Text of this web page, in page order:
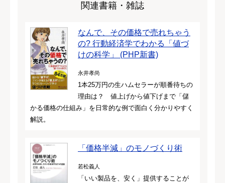
関連書籍・雑誌
なんで、その価格で売れちゃう
の? 行動経済学でわかる「値づ
けの科学」 (PHP新書)
永井孝尚
1本25万円の生ハムセラーが順番待ちの
理由は？ 値上げから値下げまで「儲
かる価格の仕組み」を日常的な例で面白く分かりやすく
解説。
「価格半減」のモノづくり術
若松義人
「いい製品を、安く」提供することが